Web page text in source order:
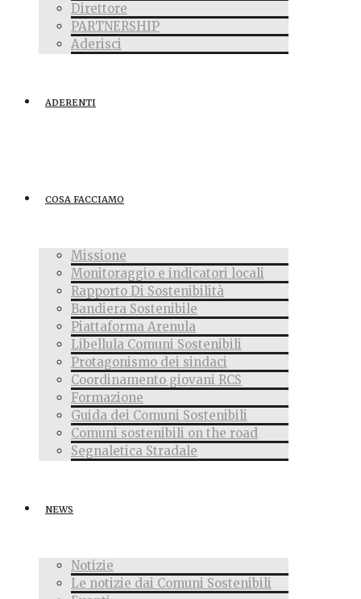
Direttore
PARTNERSHIP
Aderisci
ADERENTI
COSA FACCIAMO
Missione
Monitoraggio e indicatori locali
Rapporto Di Sostenibilità
Bandiera Sostenibile
Piattaforma Arenula
Libellula Comuni Sostenibili
Protagonismo dei sindaci
Coordinamento giovani RCS
Formazione
Guida dei Comuni Sostenibili
Comuni sostenibili on the road
Segnaletica Stradale
NEWS
Notizie
Le notizie dai Comuni Sostenibili